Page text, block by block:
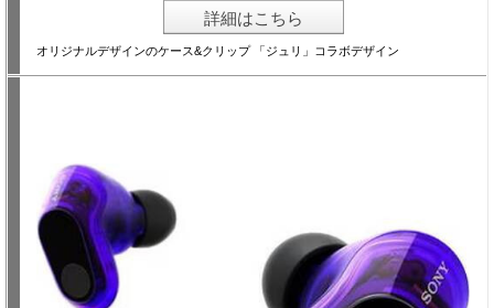
詳細はこちら
オリジナルデザインのケース&クリップ 「ジュリ」コラボデザイン